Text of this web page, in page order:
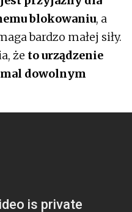
blokowaniu, a
bardzo małej siły.
że ​​to urządzenie
dowolnym